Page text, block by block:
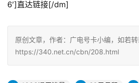
6′]直达链接[/dm]
原创文章，作者：广电号卡小编，如若转
https://340.net.cn/cbn/208.html